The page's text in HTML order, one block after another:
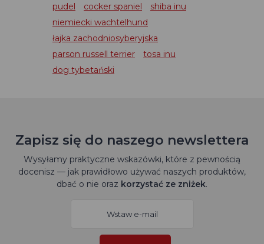
pudel
cocker spaniel
shiba inu
niemiecki wachtelhund
łajka zachodniosyberyjska
parson russell terrier
tosa inu
dog tybetański
Zapisz się do naszego newslettera
Wysyłamy praktyczne wskazówki, które z pewnością
docenisz — jak prawidłowo używać naszych produktów,
dbać o nie oraz korzystać ze zniżek.